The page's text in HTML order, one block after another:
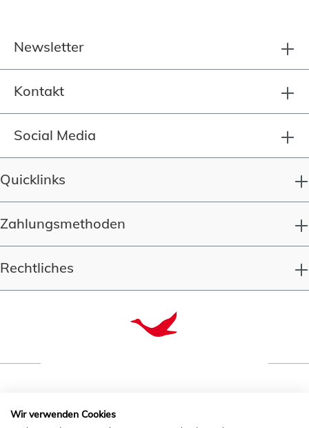
Newsletter
Kontakt
Social Media
Quicklinks
Zahlungsmethoden
Rechtliches
Wir verwenden Cookies